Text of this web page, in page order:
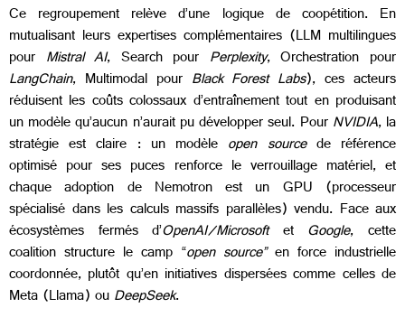
Ce regroupement relève d’une logique de coopétition. En
mutualisant leurs expertises complémentaires (LLM multilingues
pour Mistral AI, Search pour Perplexity, Orchestration pour
LangChain, Multimodal pour Black Forest Labs), ces acteurs
réduisent les coûts colossaux d’entraînement tout en produisant
un modèle qu’aucun n’aurait pu développer seul. PourNVIDIA, la
stratégie est claire : un modèle open sourcede référence
optimisé pour ses puces renforce le verrouillage matériel, et
chaque adoption de Nemotron est un GPU (processeur
spécialisé dans les calculs massifs parallèles) vendu. Face aux
écosystèmes fermés d’OpenAI/Microsoftet Google, cette
coalition structure le camp “open source”en force industrielle
coordonnée, plutôt qu’en initiatives dispersées comme celles de
Meta (Llama) ouDeepSeek.